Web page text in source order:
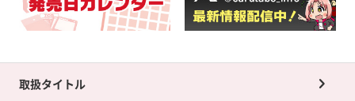
取扱タイトル